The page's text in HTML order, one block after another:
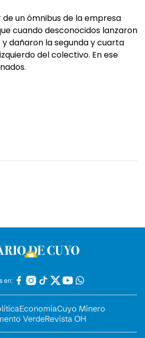
un ómnibus de la empresa
cuando desconocidos lanzaron
dañaron la segunda y cuarta
del colectivo. En ese
en:
EconomíaCuyo Minero
VerdeRevista OH